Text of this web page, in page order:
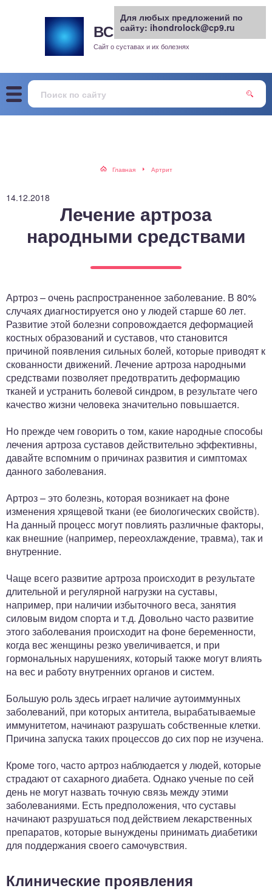
ВСЕ О СУСТАВАХ.РУ
Сайт о суставах и их болезнях
Главная Артрит
14.12.2018
Лечение артроза
народными средствами
Артроз – очень распространенное заболевание. В 80%
случаях диагностируется оно у людей старше 60 лет.
Развитие этой болезни сопровождается деформацией
костных образований и суставов, что становится
причиной появления сильных болей, которые приводят к
скованности движений. Лечение артроза народными
средствами позволяет предотвратить деформацию
тканей и устранить болевой синдром, в результате чего
качество жизни человека значительно повышается.
Но прежде чем говорить о том, какие народные способы
лечения артроза суставов действительно эффективны,
давайте вспомним о причинах развития и симптомах
данного заболевания.
Артроз – это болезнь, которая возникает на фоне
изменения хрящевой ткани (ее биологических свойств).
На данный процесс могут повлиять различные факторы,
как внешние (например, переохлаждение, травма), так и
внутренние.
Чаще всего развитие артроза происходит в результате
длительной и регулярной нагрузки на суставы,
например, при наличии избыточного веса, занятия
силовым видом спорта и т.д. Довольно часто развитие
этого заболевания происходит на фоне беременности,
когда вес женщины резко увеличивается, и при
гормональных нарушениях, который также могут влиять
на вес и работу внутренних органов и систем.
Большую роль здесь играет наличие аутоиммунных
заболеваний, при которых антитела, вырабатываемые
иммунитетом, начинают разрушать собственные клетки.
Причина запуска таких процессов до сих пор не изучена.
Кроме того, часто артроз наблюдается у людей, которые
страдают от сахарного диабета. Однако ученые по сей
день не могут назвать точную связь между этими
заболеваниями. Есть предположения, что суставы
начинают разрушаться под действием лекарственных
препаратов, которые вынуждены принимать диабетики
для поддержания своего самочувствия.
Клинические проявления
Для любых предложений по
сайту: ihondrolock@cp9.ru
сустав